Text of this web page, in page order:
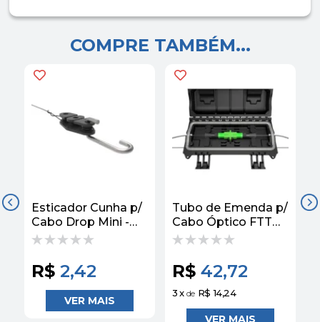
COMPRE TAMBÉM...
Esticador Cunha p/
Cabo Drop Mini -
Fibracem
R$ 2,42
Tubo de Emenda p/
Cabo Óptico FTTH
NG - Fibracem
R$ 42,72
3x de R$ 14,24